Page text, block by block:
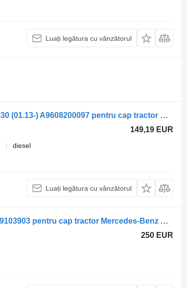
Luați legătura cu vânzătorul
Panou cu dispozitive Mercedes-Benz antos 2530 (01.13-) A9608200097 pentru cap tractor Mercedes-Benz Actros MP4 Antos Arocs (2012-)
149,19 EUR
diesel
Luați legătura cu vânzătorul
Scaun Mercedes-Benz antos 2530 (01.13-) 9609103903 pentru cap tractor Mercedes-Benz Actros MP4 Antos Arocs (2012-)
250 EUR